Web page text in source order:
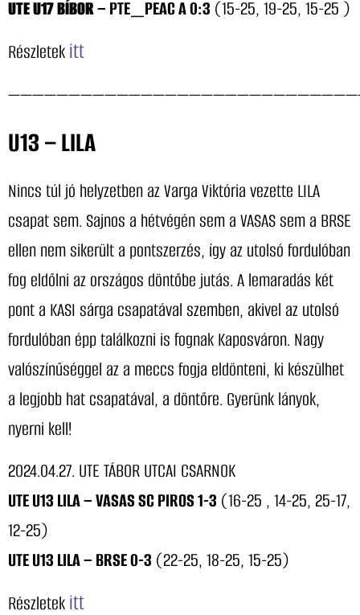
UTE U17 BÍBOR– PTE_PEAC A 0:3 (15-25, 19-25, 15-25 )
Részletekitt
U13 – LILA
Nincs túl jó helyzetben az Varga Viktória vezette LILA
csapat sem. Sajnos a hétvégén sem a VASAS sem a BRSE
ellen nem sikerült a pontszerzés, így az utolsó fordulóban
fog eldőlni az országos döntőbe jutás. A lemaradás két
pont a KASI sárga csapatával szemben, akivel az utolsó
fordulóban épp találkozni is fognak Kaposváron. Nagy
valószínűséggel az a meccs fogja eldönteni, ki készülhet
a legjobb hat csapatával, a döntőre. Gyerünk lányok,
nyerni kell!
2024.04.27. UTE TÁBOR UTCAI CSARNOK
UTE U13 LILA – VASAS SC PIROS 1-3 (16-25 , 14-25, 25-17,
12-25)
UTE U13 LILA – BRSE 0-3 (22-25, 18-25, 15-25)
Részletekitt